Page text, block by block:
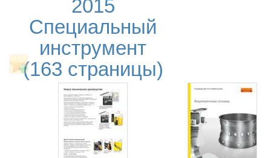
2015
Специальный
инструмент
(163 страницы)